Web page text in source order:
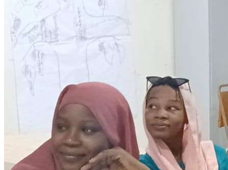
Development
Programmes éducationels
Notre Quotidien
Activités au cœur des communautés